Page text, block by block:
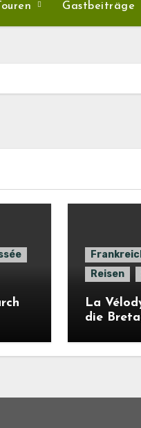
Touren Gastbeiträge
Reisen
La
die